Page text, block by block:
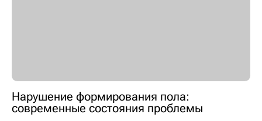
Нарушение формирования пола:
современные состояния проблемы